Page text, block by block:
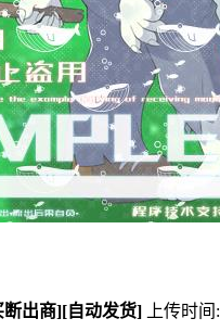
断出商][自动发货] 上传时间: